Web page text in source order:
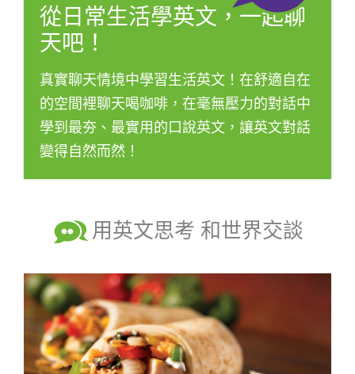
TOEIC 多益課程
IELTS 雅思課程
GEPT 全民英檢課程
TOEFL 托福課程
能力養成
自然發音
英文聽力養成
開口溜英文
旅遊英文
情境閱讀
英文寫作
Cengage TED Talks
CNN聽力強化
特色課程
主題課程
英語俱樂部
ECAM
線上真人
日語
外語即時通
更多
點讀筆教材
數位學習教材
影音學英文
英文能力測驗
學習分享
學員故事
學員讚出來
活動花絮
校園贊助
企業服務
Recruiting
從日常生活學英文，一起聊
天吧！
真實聊天情境中學習生活英文！在舒適自在
的空間裡聊天喝咖啡，在毫無壓力的對話中
學到最夯、最實用的口說英文，讓英文對話
變得自然而然！
用英文思考 和世界交談